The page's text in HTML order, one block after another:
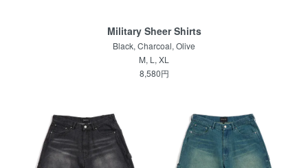
Military Sheer Shirts
Black, Charcoal, Olive
M, L, XL
8,580円